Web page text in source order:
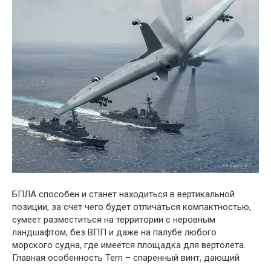
БПЛА способен и станет находиться в вертикальной
позиции, за счет чего будет отличаться компактностью,
сумеет разместиться на территории с неровным
ландшафтом, без ВПП и даже на палубе любого
морского судна, где имеется площадка для вертолета.
Главная особенность Tern – спаренный винт, дающий